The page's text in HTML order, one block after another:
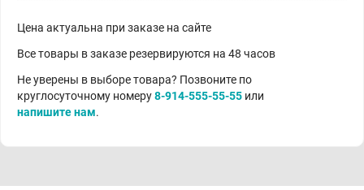
Цена актуальна при заказе на сайте
Все товары в заказе резервируются на 48 часов
Не уверены в выборе товара? Позвоните по
круглосуточному номеру8-914-555-55-55 или
напишите нам.